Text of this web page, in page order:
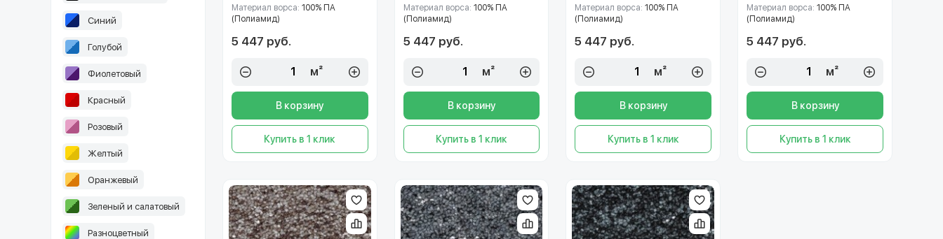
Синий
Голубой
Фиолетовый
Красный
Розовый
Желтый
Оранжевый
Зеленый и салатовый
Разноцветный
Материал ворса: 100% ПА
(Полиамид)
5 447 руб.
м²
В корзину
Купить в 1 клик
Материал ворса: 100% ПА
(Полиамид)
5 447 руб.
м²
В корзину
Купить в 1 клик
Материал ворса:100% ПА
(Полиамид)
5 447 руб.
м²
В корзину
Купить в 1 клик
Материал ворса:100% ПА
(Полиамид)
5 447 руб.
м²
В корзину
Купить в 1 клик